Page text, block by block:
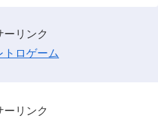
ーリンク
ーリンク